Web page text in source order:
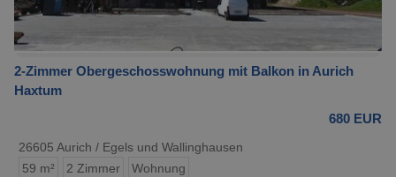
2-Zimmer Obergeschosswohnung mit Balkon in Aurich
Haxtum
680 EUR
26605 Aurich / Egels und Wallinghausen
59 m²
2 Zimmer Wohnung